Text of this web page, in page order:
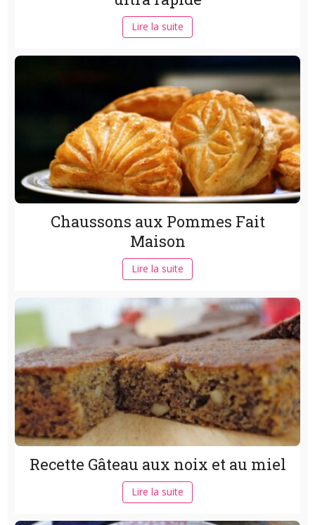
Lire la suite
Chaussons aux Pommes Fait
Maison
Lire la suite
Recette Gâteau aux noix et au miel
Lire la suite